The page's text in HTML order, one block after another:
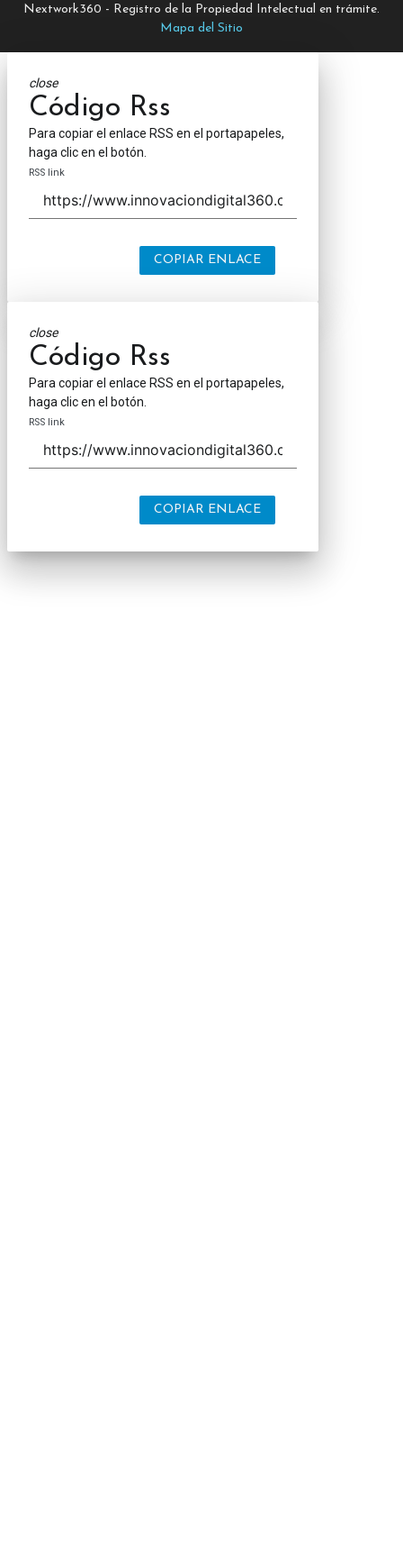
Nextwork360 - Registro de la Propiedad Intelectual en trámite.
Mapa del Sitio
close
Código Rss
Para copiar el enlace RSS en el portapapeles,
haga clic en el botón.
RSS link
COPIAR ENLACE
close
Código Rss
Para copiar el enlace RSS en el portapapeles,
haga clic en el botón.
RSS link
COPIAR ENLACE